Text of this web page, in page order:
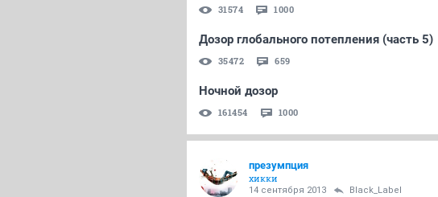
31574 1000
Дозор глобального потепления (часть 5)
35472 659
Ночной дозор
161454 1000
презумпция
хикки
14 сентября 2013 Black_Label